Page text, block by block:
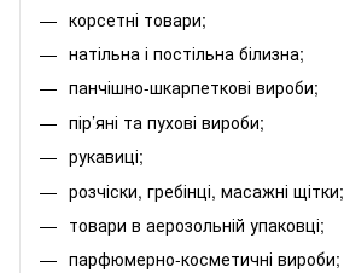
корсетні товари;
натільна і постільна білизна;
панчішно-шкарпеткові вироби;
пір’яні та пухові вироби;
рукавиці;
розчіски, гребінці, масажні щітки;
товари в аерозольній упаковці;
парфюмерно-косметичні вироби;